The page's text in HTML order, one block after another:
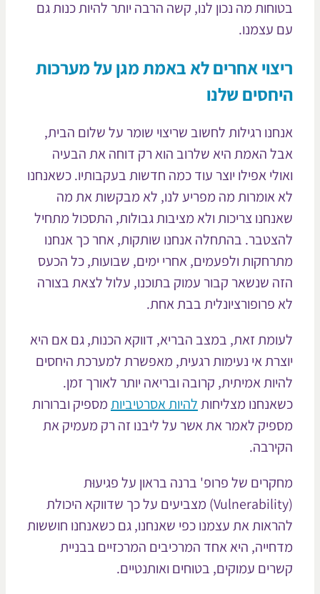
מה נכון לנו, קשה הרבה יותר להיות כנות גם
עצמנו.
אחרים לא באמת מגן על מערכות
שלנו
רגילות לחשוב שריצוי שומר על שלום הבית,
האמת היא שלרוב הוא רק דוחה את הבעיה
אפילו יוצר עוד כמה חדשות בעקבותיו. כשאנחנו
אומרות מה מפריע לנו, לא מבקשות את מה
צריכות ולא מציבות גבולות, התסכול מתחיל
בהתחלה אנחנו שותקות, אחר כך אנחנו
ולפעמים, אחרי ימים, שבועות, כל הכעס
שנשאר קבור עמוק בתוכנו, עלול לצאת בצורה
פרופורציונלית בבת אחת.
זאת, במצב הבריא, דווקא הכנות, גם אם היא
אי נעימות רגעית, מאפשרת למערכת היחסים
אמיתית, קרובה ובריאה יותר לאורך זמן.
מצליחותלהיות אסרטיביותמספיק וברורות
לאמר את אשר על ליבנו זה רק מעמיק את
של פרופ' ברנה בראון על פגיעוּת
(Vulnerability) מצביעים על כך שדווקא היכולת
את עצמנו כפי שאנחנו, גם כשאנחנו חוששות
היא אחד המרכיבים המרכזיים בבניית
עמוקים, בטוחים ואותנטיים.